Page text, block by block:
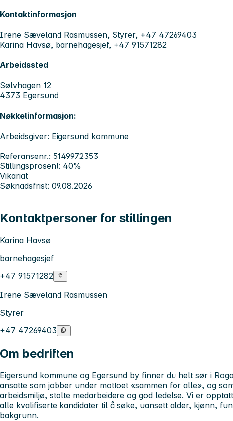
Kontaktinformasjon
Irene Sæveland Rasmussen, Styrer, +47 47269403
Karina Havsø, barnehagesjef, +47 91571282
Arbeidssted
Sølvhagen 12
4373 Egersund
Nøkkelinformasjon:
Arbeidsgiver: Eigersund kommune
Referansenr.: 5149972353
Stillingsprosent: 40%
Vikariat
Søknadsfrist: 09.08.2026
Kontaktpersoner for stillingen
Karina Havsø
barnehagesjef
+47 91571282
Irene Sæveland Rasmussen
Styrer
+47 47269403
Om bedriften
Eigersund kommune og Egersund by finner du helt sør i
ansatte som jobber under mottoet «sammen for alle», og
arbeidsmiljø, stolte medarbeidere og god ledelse. Vi er
alle kvalifiserte kandidater til å søke, uansett alder, kjønn,
bakgrunn.